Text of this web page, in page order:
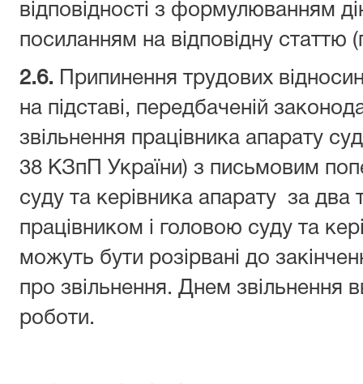
відповідності з формулюванням
посиланням на відповідну статтю
2.6.
Припинення трудових
на підставі, передбаченій
звільнення працівника апарату
38 КЗпП України) з письмовим
суду та керівника апарату за два
працівником і головою суду та
можуть бути розірвані до
про звільнення. Днем звільнення
роботи.